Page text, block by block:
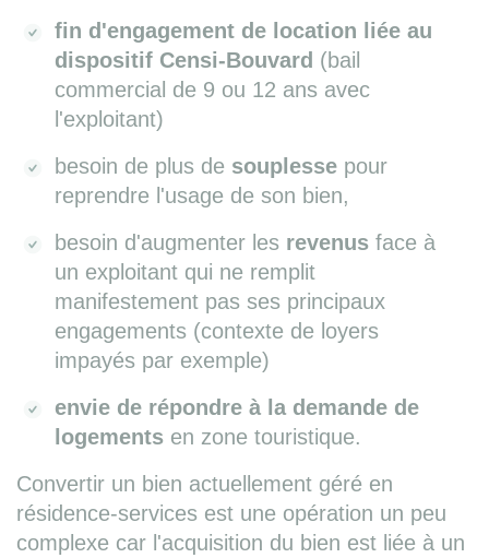
fin d'engagement de location liée au
dispositif Censi-Bouvard (bail
commercial de 9 ou 12 ans avec
l'exploitant)
besoin de plus de souplesse pour
reprendre l'usage de son bien,
besoin d'augmenter les revenus face à
un exploitant qui ne remplit
manifestement pas ses principaux
engagements (contexte de loyers
impayés par exemple)
envie de répondre à la demande de
logements en zone touristique.
Convertir un bien actuellement géré en
résidence-services est une opération un peu
complexe car l'acquisition du bien est liée à un